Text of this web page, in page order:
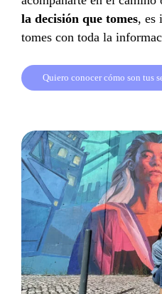
la decisión que tomes, es
tomes con toda la
Quiero conocer cómo son tus